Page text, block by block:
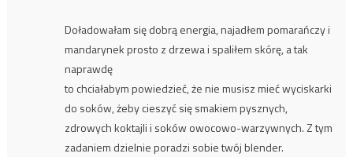
Doładowałam się dobrą energia, najadłem pomarańczy i
mandarynek prosto z drzewa i spaliłem skórę, a tak
naprawdę
to chciałabym powiedzieć, że nie musisz mieć wyciskarki
do soków, żeby cieszyć się smakiem pysznych,
zdrowych koktajli i soków owocowo-warzywnych. Z tym
zadaniem dzielnie poradzi sobie twój blender.